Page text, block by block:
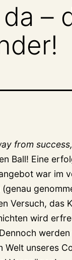
–
from success,
Ball! Eine
war im
(genau
Versuch, das
wird
Welt unseres